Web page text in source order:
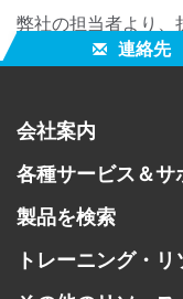
弊社の担当者より、
連絡先
会社案内
各種サービス＆サ
製品を検索
トレーニング・リ